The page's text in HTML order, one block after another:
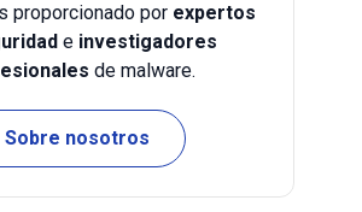
proporcionado por expertos
e investigadores
de malware.
Sobre nosotros